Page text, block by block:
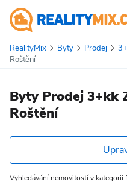
RealityMix Byty Prodej
Roštění
Byty Prodej 3+kk
Roštění
Vyhledávání nemovitostí v